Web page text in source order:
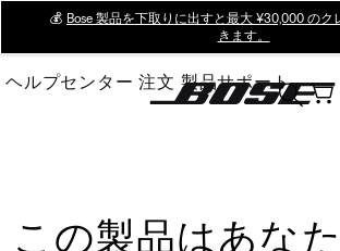
Main
💰 Bose 製品を下取りに出すと最大 ¥30,000 のク
きます。
ヘルプセンター 注文 製品サポート
この製品はあな